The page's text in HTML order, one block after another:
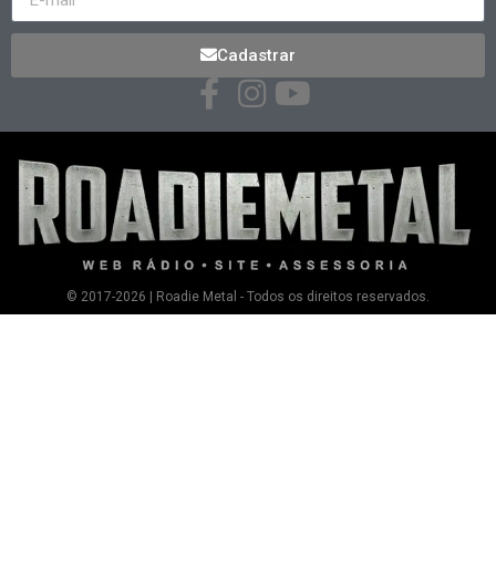
Cadastrar
© 2017-2026 | Roadie Metal - Todos os direitos reservados.